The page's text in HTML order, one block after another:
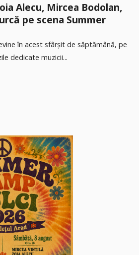
Alecu, Mircea Bodolan,
pe scena Summer
în acest sfârșit de săptămână, pe
dedicate muzicii...